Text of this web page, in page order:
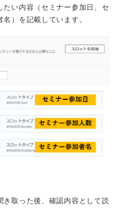
い内容（セミナー参加日、セ
）を記載しています。
取った後、確認内容として読